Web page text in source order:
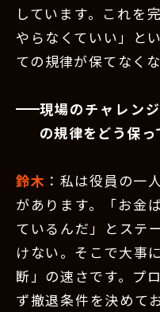
しています。これを
やらなくていい」と
ての規律が保てなく
現場のチャレン
の規律をどう保っ
鈴木 ：私は役員の一
があります。「お金
ているんだ」とステ
けない。そこで大事
断」の速さです。プ
ず撤退条件を決めて